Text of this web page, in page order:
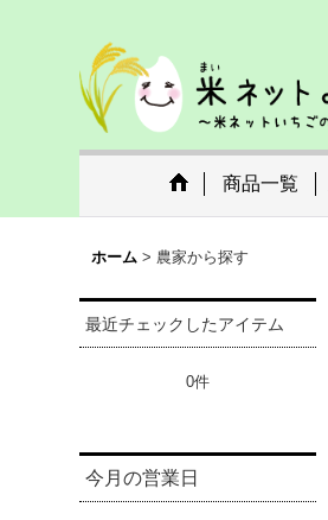
商品一覧
ホーム > 農家から探す
最近チェックしたアイテム
0件
今月の営業日